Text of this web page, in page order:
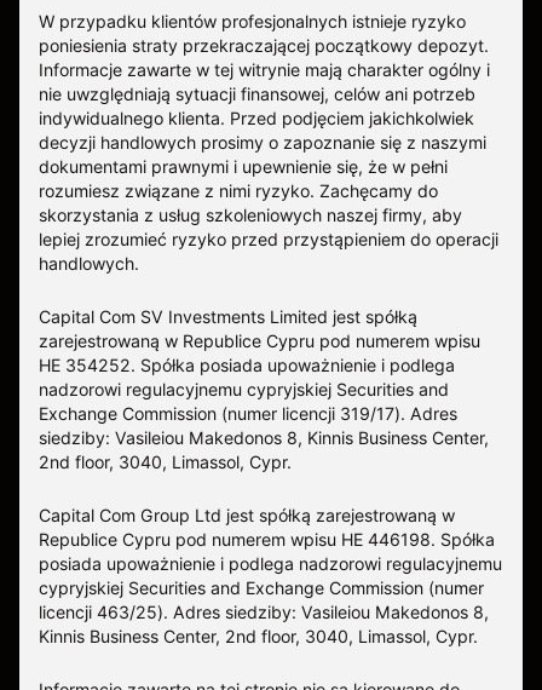
W przypadku klientów profesjonalnych istnieje ryzyko
poniesienia straty przekraczającej początkowy depozyt.
Informacje zawarte w tej witrynie mają charakter ogólny i
nie uwzględniają sytuacji finansowej, celów ani potrzeb
indywidualnego klienta. Przed podjęciem jakichkolwiek
decyzji handlowych prosimy o zapoznanie się z naszymi
dokumentami prawnymi i upewnienie się, że w pełni
rozumiesz związane z nimi ryzyko. Zachęcamy do
skorzystania z usług szkoleniowych naszej firmy, aby
lepiej zrozumieć ryzyko przed przystąpieniem do operacji
handlowych.
Capital Com SV Investments Limited jest spółką
zarejestrowaną w Republice Cypru pod numerem wpisu
HE 354252. Spółka posiada upoważnienie i podlega
nadzorowi regulacyjnemu cypryjskiej Securities and
Exchange Commission (numer licencji 319/17). Adres
siedziby: Vasileiou Makedonos 8, Kinnis Business Center,
2nd floor, 3040, Limassol, Cypr.
Capital Com Group Ltd jest spółką zarejestrowaną w
Republice Cypru pod numerem wpisu ΗΕ 446198. Spółka
posiada upoważnienie i podlega nadzorowi regulacyjnemu
cypryjskiej Securities and Exchange Commission (numer
licencji 463/25). Adres siedziby: Vasileiou Makedonos 8,
Kinnis Business Center, 2nd floor, 3040, Limassol, Cypr.